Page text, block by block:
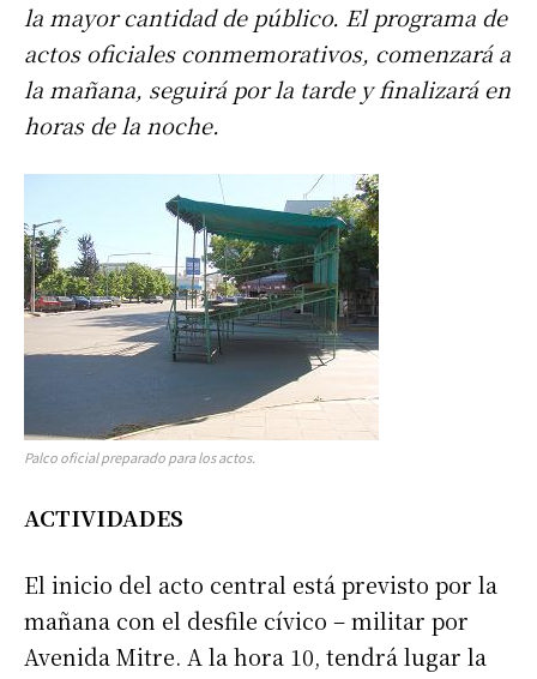
la mayor cantidad de público. El programa de
actos oficiales conmemorativos, comenzará a
la mañana, seguirá por la tarde y finalizará en
horas de la noche.
Palco oficial preparado para los actos.
ACTIVIDADES
El inicio del acto central está previsto por la
mañana con el desfile cívico – militar por
Avenida Mitre. A la hora 10, tendrá lugar la